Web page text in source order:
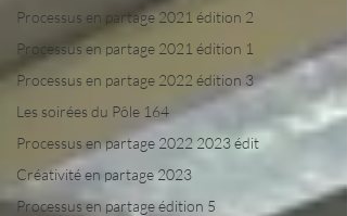
Processus en partage 2021 édition 2
Processus en partage 2021 édition 1
Processus en partage 2022 édition 3
Les soirées du Pôle 164
Processus en partage 2022 2023 édit
Créativité en partage 2023
Processus en partage édition 5